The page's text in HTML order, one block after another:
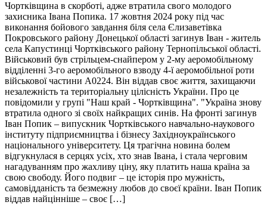
Чортківщина в скорботі, адже втратила свого молодого
захисника Івана Попика. 17 жовтня 2024 року під час
виконання бойового завдання біля села Єлизаветівка
Покровського району Донецької області загинув Іван - житель
села Капустинці Чортківського району Тернопільської області.
Військовий був стрільцем-снайпером у 2-му аеромобільному
відділенні 3-го аеромобільного взводу 4-ї аеромобільної роти
військової частини А0224. Він віддав своє життя, захищаючи
незалежність та територіальну цілісність України. Про це
повідомили у групі "Наш край - Чортківщина". "Україна знову
втратила одного зі своїх найкращих синів. На фронті загинув
Іван Попик – випускник Чортківського навчально-наукового
інституту підприємництва і бізнесу Західноукраїнського
національного університету. Ця трагічна новина болем
відгукнулася в серцях усіх, хто знав Івана, і стала черговим
нагадуванням про жахливу ціну, яку платить наша країна за
свою свободу. Його подвиг – це історія про мужність,
самовідданість та безмежну любов до своєї країни. Іван Попик
віддав найцінніше – своє […]